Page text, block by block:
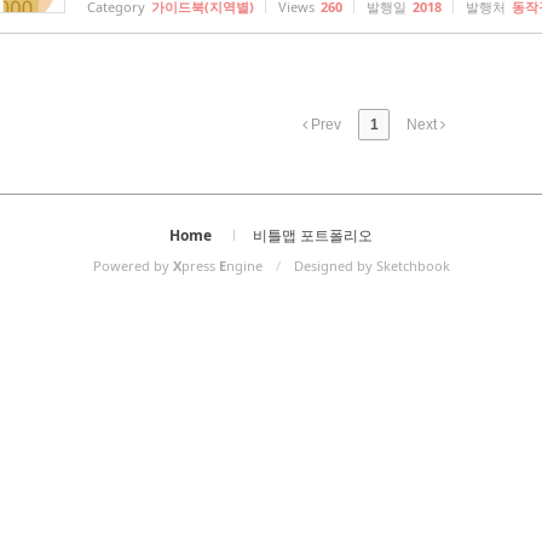
Category 가이드북(지역별) Views 260 발행일 2018 발행처 동작
Prev 1 Next
Home 비틀맵 포트폴리오
Powered by Xpress Engine / Designed by Sketchbook